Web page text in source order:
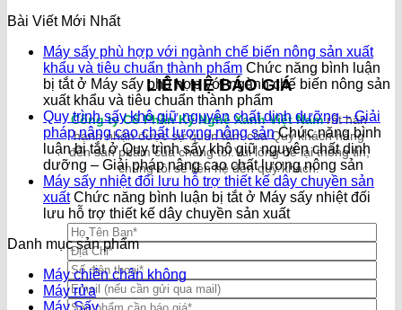
LIÊN HỆ BÁO GIÁ
Công ty Cổ Phần Kỹ Nghệ Xanh Việt Namrất hân
hạnh nhận được sự quan tâm của Quý khách hàng
đến sản phẩm của chúng tôi.Vui lòng để lại thông tin,
chúng tôi sẽ liên hệ đến quý khách.
Bài Viết Mới Nhất
Máy sấy phù hợp với ngành chế biến nông sản xuất
khẩu và tiêu chuẩn thành phẩm Chức năng bình luận
bị tắtở Máy sấy phù hợp với ngành chế biến nông sản
xuất khẩu và tiêu chuẩn thành phẩm
Quy trình sấy khô giữ nguyên chất dinh dưỡng – Giải
pháp nâng cao chất lượng nông sản Chức năng bình
luận bị tắtở Quy trình sấy khô giữ nguyên chất dinh
dưỡng – Giải pháp nâng cao chất lượng nông sản
Máy sấy nhiệt đối lưu hỗ trợ thiết kế dây chuyền sản
xuất Chức năng bình luận bị tắtở Máy sấy nhiệt đối
lưu hỗ trợ thiết kế dây chuyền sản xuất
Danh mục sản phẩm
Máy chiên chân không
Máy rửa